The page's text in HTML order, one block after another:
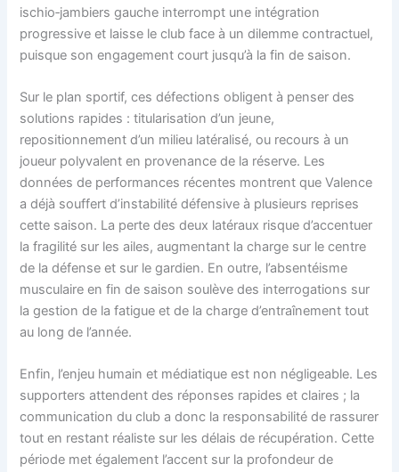
ischio‑jambiers gauche interrompt une intégration
progressive et laisse le club face à un dilemme contractuel,
puisque son engagement court jusqu’à la fin de saison.
Sur le plan sportif, ces défections obligent à penser des
solutions rapides : titularisation d’un jeune,
repositionnement d’un milieu latéralisé, ou recours à un
joueur polyvalent en provenance de la réserve. Les
données de performances récentes montrent que Valence
a déjà souffert d’instabilité défensive à plusieurs reprises
cette saison. La perte des deux latéraux risque d’accentuer
la fragilité sur les ailes, augmentant la charge sur le centre
de la défense et sur le gardien. En outre, l’absentéisme
musculaire en fin de saison soulève des interrogations sur
la gestion de la fatigue et de la charge d’entraînement tout
au long de l’année.
Enfin, l’enjeu humain et médiatique est non négligeable. Les
supporters attendent des réponses rapides et claires ; la
communication du club a donc la responsabilité de rassurer
tout en restant réaliste sur les délais de récupération. Cette
période met également l’accent sur la profondeur de